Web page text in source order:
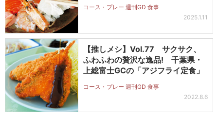
コース・プレー 週刊GD 食事
2025.1.11
【推しメシ】Vol.77 サクサク、
ふわふわの贅沢な逸品! 千葉県・
上総富士GCの「アジフライ定食」
コース・プレー 週刊GD 食事
2022.8.6